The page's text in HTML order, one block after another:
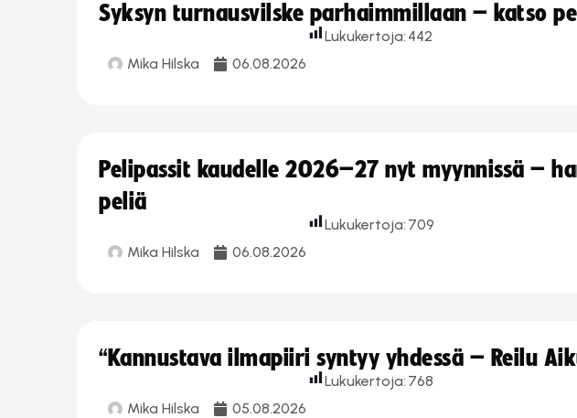
Syksyn turnausvilske parhaimmillaan – katso
Mika Hilska 06.08.2026
Lukukertoja: 442
Pelipassit kaudelle 2026–27 nyt myynnissä –
peliä
Mika Hilska 06.08.2026
Lukukertoja: 709
“Kannustava ilmapiiri syntyy yhdessä – Reilu
Mika Hilska 05.08.2026
Lukukertoja: 768